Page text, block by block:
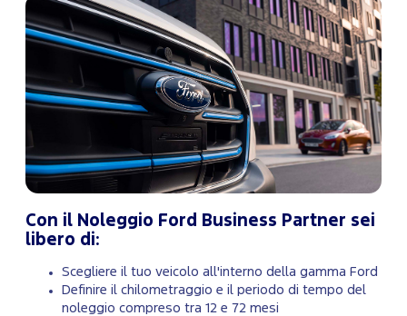
Con il Noleggio Ford Business Partner sei
libero di:
Scegliere il tuo veicolo all'interno della gamma Ford
Definire il chilometraggio e il periodo di tempo del
noleggio compreso tra 12 e 72 mesi